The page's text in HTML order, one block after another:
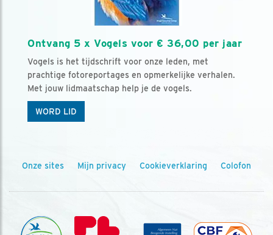
Ontvang 5 x Vogels voor € 36,00 per jaar
Vogels is het tijdschrift voor onze leden, met
prachtige fotoreportages en opmerkelijke verhalen.
Met jouw lidmaatschap help je de vogels.
WORD LID
Onze sites Mijn privacy Cookieverklaring Colofon